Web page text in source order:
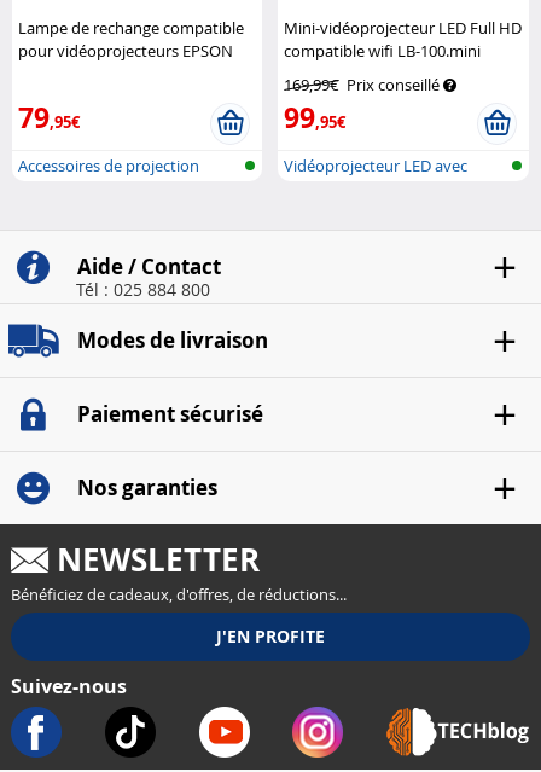
Lampe de rechange compatible
pour vidéoprojecteurs EPSON
79,95€
Accessoires de projection
Mini-vidéoprojecteur LED Full HD
compatible wifi LB-100.mini
169,99€ Prix conseillé
99,95€
Vidéoprojecteur LED avec
Aide / Contact
Tél : 025 884 800
Modes de livraison
Paiement sécurisé
Nos garanties
NEWSLETTER
Bénéficiez de cadeaux, d'offres, de réductions...
Suivez-nous